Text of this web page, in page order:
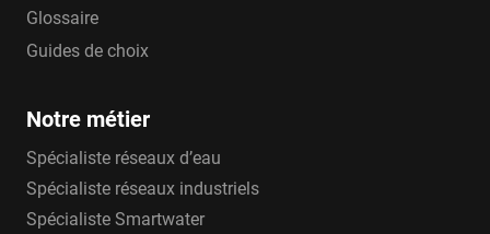
Glossaire
Guides de choix
Notre métier
Spécialiste réseaux d’eau
Spécialiste réseaux industriels
Spécialiste Smartwater